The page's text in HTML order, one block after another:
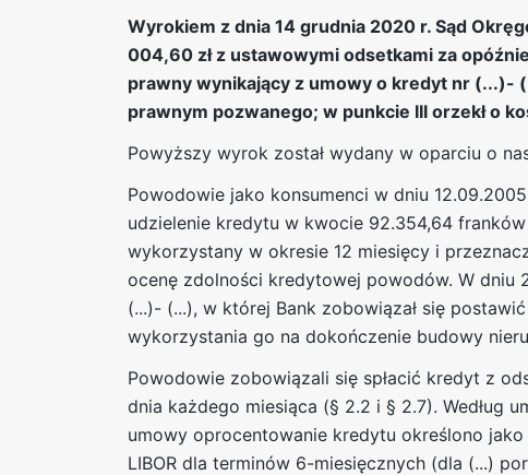
Wyrokiem z dnia 14 grudnia 2020 r. Sąd
004,60 zł z ustawowymi odsetkami za
prawny wynikający z umowy o kredyt nr (...)-
prawnym pozwanego; w punkcie III orzekł o
Powyższy wyrok został wydany w oparciu o
Powodowie jako konsumenci w dniu
udzielenie kredytu w kwocie 92.354,64
wykorzystany w okresie 12 miesięcy i
ocenę zdolności kredytowej powodów. W dniu
(...)- (...), w której Bank zobowiązał się
wykorzystania go na dokończenie budowy
Powodowie zobowiązali się spłacić kredyt z
dnia każdego miesiąca (§ 2.2 i § 2.7). Według
umowy oprocentowanie kredytu określono
LIBOR dla terminów 6-miesięcznych (dla (...)